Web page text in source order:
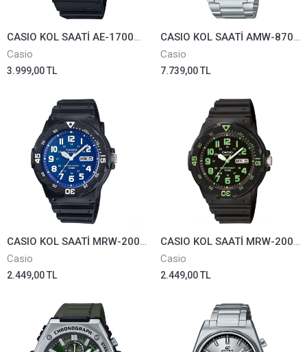
CASIO KOL SAATİ AE-1700H-1AVDF
Casio
3.999,00 TL
CASIO KOL SAATİ AMW-870D-1AVDF
Casio
7.739,00 TL
CASIO KOL SAATİ MRW-200H-2B2VDF
Casio
2.449,00 TL
CASIO KOL SAATİ MRW-200H-3BVDF
Casio
2.449,00 TL